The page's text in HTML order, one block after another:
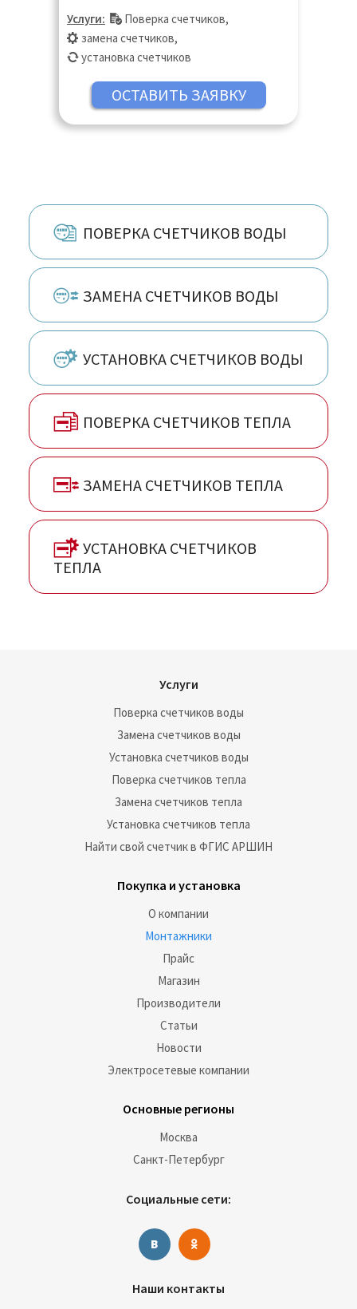
Подольск, Пушкино, Раменское, Реутов,
Санкт-Петербург, Старая Купавна, Химки,
Щёлково, Щербинка, Электроугли,
Юбилейный
Услуги: Поверка счетчиков,
замена счетчиков,
установка счетчиков
ПОВЕРКА СЧЕТЧИКОВ ВОДЫ
ЗАМЕНА СЧЕТЧИКОВ ВОДЫ
УСТАНОВКА СЧЕТЧИКОВ ВОДЫ
ПОВЕРКА СЧЕТЧИКОВ ТЕПЛА
ЗАМЕНА СЧЕТЧИКОВ ТЕПЛА
УСТАНОВКА СЧЕТЧИКОВ
ТЕПЛА
Услуги
Поверка счетчиков воды
Замена счетчиков воды
Установка счетчиков воды
Поверка счетчиков тепла
Замена счетчиков тепла
Установка счетчиков тепла
Найти свой счетчик в ФГИС АРШИН
Покупка и установка
О компании
Монтажники
Прайс
Магазин
Производители
Статьи
Новости
Электросетевые компании
Основные регионы
Москва
Санкт-Петербург
Социальные сети:
Наши контакты